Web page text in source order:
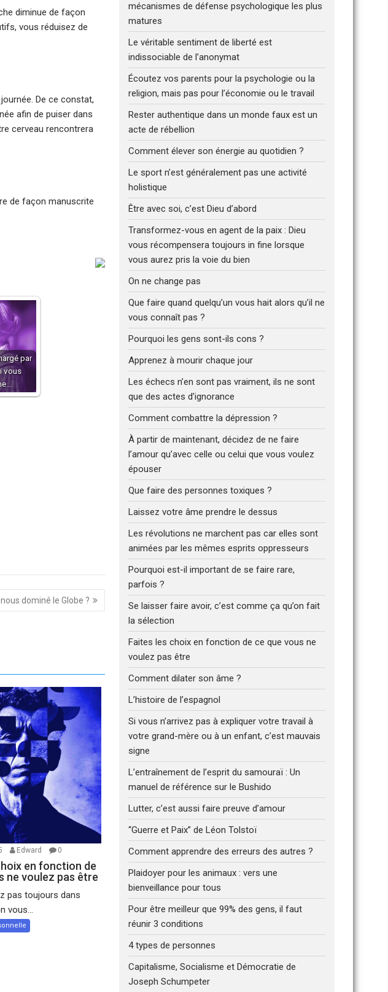
diminue de façon
vous réduisez de
De ce constat,
afin de puiser dans
cerveau rencontrera
de façon manuscrite
par
vous
dominé le Globe ?
Edward 0
en fonction de
ne voulez pas être
pas toujours dans
vous...
mécanismes de défense psychologique les plus
matures
Le véritable sentiment de liberté est
indissociable de l’anonymat
Écoutez vos parents pour la psychologie ou la
religion, mais pas pour l’économie ou le travail
Rester authentique dans un monde faux est un
acte de rébellion
Comment élever son énergie au quotidien ?
Le sport n’est généralement pas une activité
holistique
Être avec soi, c’est Dieu d’abord
Transformez-vous en agent de la paix : Dieu
vous récompensera toujours in fine lorsque
vous aurez pris la voie du bien
On ne change pas
Que faire quand quelqu’un vous hait alors qu’il ne
vous connaît pas ?
Pourquoi les gens sont-ils cons ?
Apprenez à mourir chaque jour
Les échecs n’en sont pas vraiment, ils ne sont
que des actes d’ignorance
Comment combattre la dépression ?
À partir de maintenant, décidez de ne faire
l’amour qu’avec celle ou celui que vous voulez
épouser
Que faire des personnes toxiques ?
Laissez votre âme prendre le dessus
Les révolutions ne marchent pas car elles sont
animées par les mêmes esprits oppresseurs
Pourquoi est-il important de se faire rare,
parfois ?
Se laisser faire avoir, c’est comme ça qu’on fait
la sélection
Faites les choix en fonction de ce que vous ne
voulez pas être
Comment dilater son âme ?
L’histoire de l’espagnol
Si vous n’arrivez pas à expliquer votre travail à
votre grand-mère ou à un enfant, c’est mauvais
signe
L’entraînement de l’esprit du samouraï : Un
manuel de référence sur le Bushido
Lutter, c’est aussi faire preuve d’amour
“Guerre et Paix” de Léon Tolstoï
Comment apprendre des erreurs des autres ?
Plaidoyer pour les animaux : vers une
bienveillance pour tous
Pour être meilleur que 99% des gens, il faut
réunir 3 conditions
4 types de personnes
Capitalisme, Socialisme et Démocratie de
Joseph Schumpeter